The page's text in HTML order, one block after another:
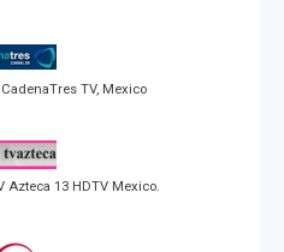
TV, Mexico
13 HDTV Mexico.